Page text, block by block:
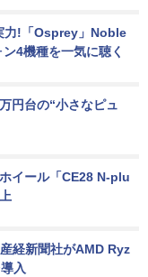
力!「Osprey」Noble
4機種を一気に聴く
円台の“小さなピュ
イール「CE28 N-plu
経新聞社がAMD Ryz
入